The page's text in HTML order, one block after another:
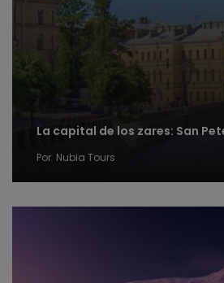
La capital de los zares: San
Por Nubia Tours